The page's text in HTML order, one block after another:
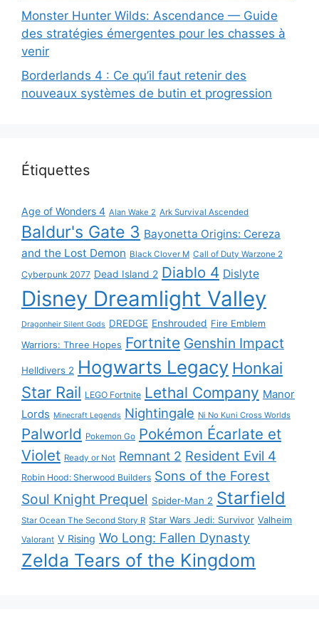
Monster Hunter Wilds: Ascendance — Guide
des stratégies émergentes pour les chasses à
venir
Borderlands 4 : Ce qu’il faut retenir des
nouveaux systèmes de butin et progression
Étiquettes
Age of Wonders 4 Alan Wake 2 Ark Survival Ascended
Baldur's Gate 3 Bayonetta Origins: Cereza
and the Lost Demon Black Clover M Call of Duty Warzone 2
Cyberpunk 2077 Dead Island 2 Diablo 4 Dislyte
Disney Dreamlight Valley
Dragonheir Silent Gods DREDGE Enshrouded Fire Emblem
Warriors: Three Hopes Fortnite Genshin Impact
Helldivers 2 Hogwarts Legacy Honkai
Star Rail LEGO Fortnite Lethal Company Manor
Lords Minecraft Legends Nightingale Ni No Kuni Cross Worlds
Palworld Pokemon Go Pokémon Écarlate et
Violet Ready or Not Remnant 2 Resident Evil 4
Robin Hood: Sherwood Builders Sons of the Forest
Soul Knight Prequel Spider-Man 2 Starfield
Star Ocean The Second Story R Star Wars Jedi: Survivor Valheim
Valorant V Rising Wo Long: Fallen Dynasty
Zelda Tears of the Kingdom